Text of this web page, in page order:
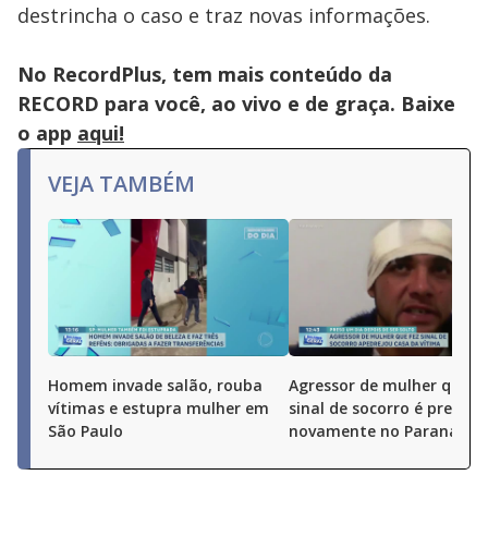
destrincha o caso e traz novas informações.
No RecordPlus, tem mais conteúdo da
RECORD para você, ao vivo e de graça. Baixe
o app aqui!
VEJA TAMBÉM
Homem invade salão, rouba
vítimas e estupra mulher em
São Paulo
Agressor de mulher que
sinal de socorro é preso
novamente no Paraná